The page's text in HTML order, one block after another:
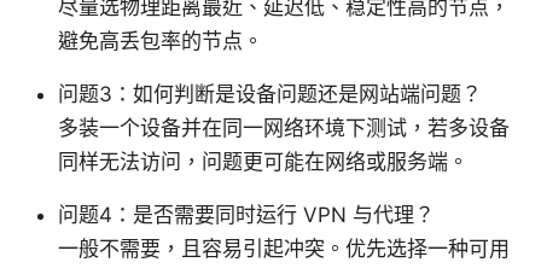
尽量选物理距离最近、延迟低、稳定性高的节点，
避免高丢包率的节点。
问题3：如何判断是设备问题还是网站端问题？
多装一个设备并在同一网络环境下测试，若多设备
同样无法访问，问题更可能在网络或服务端。
问题4：是否需要同时运行 VPN 与代理？
一般不需要，且容易引起冲突。优先选择一种可用